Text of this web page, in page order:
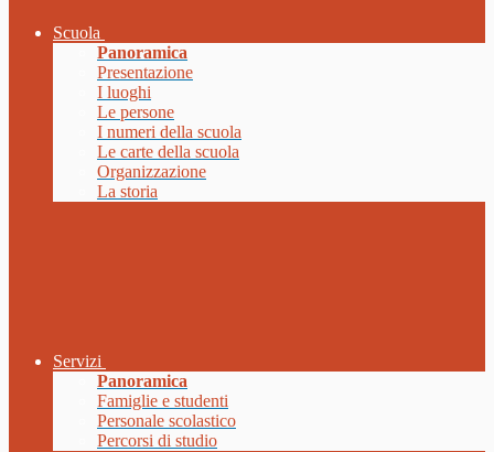
Scuola
Panoramica
Presentazione
I luoghi
Le persone
I numeri della scuola
Le carte della scuola
Organizzazione
La storia
Servizi
Panoramica
Famiglie e studenti
Personale scolastico
Percorsi di studio